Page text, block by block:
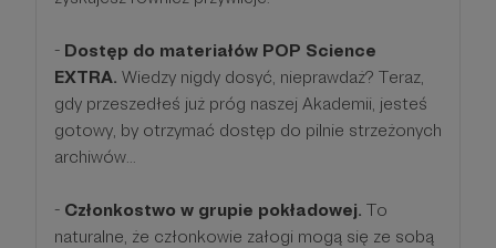
- Dostęp do materiałów POP Science
EXTRA. Wiedzy nigdy dosyć, nieprawdaż? Teraz,
gdy przeszedłeś już próg naszej Akademii, jesteś
gotowy, by otrzymać dostęp do pilnie strzeżonych
archiwów...
- Członkostwo w grupie pokładowej. To
naturalne, że członkowie załogi mogą się ze sobą